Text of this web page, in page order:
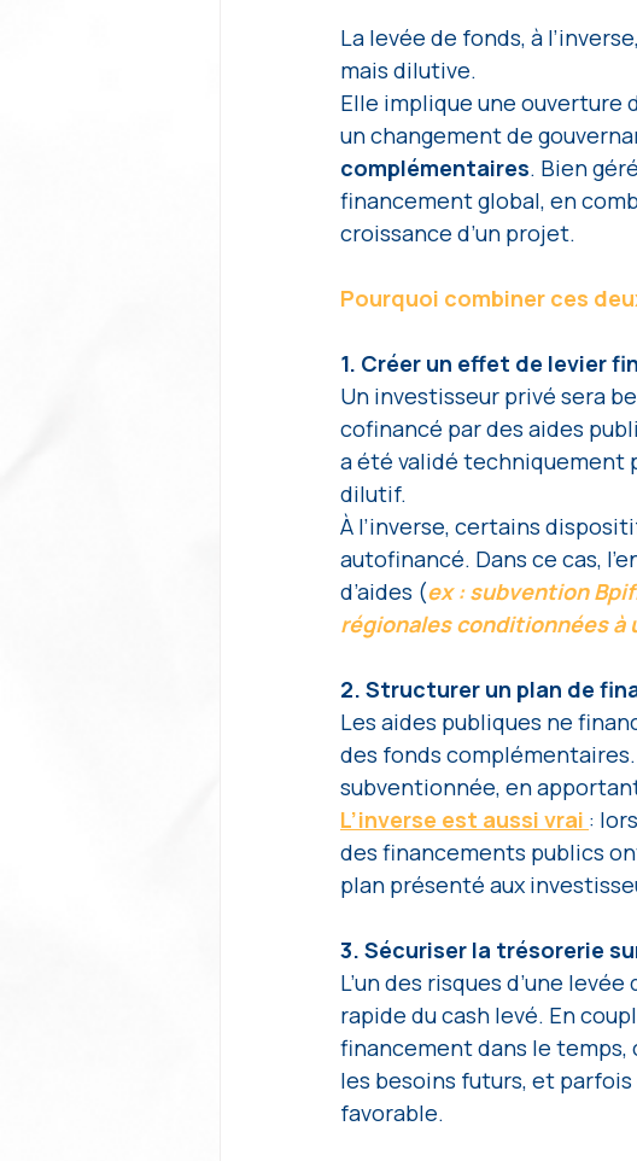
La levée de fonds, à
mais dilutive.
Elle implique une ouverture
un changement de
complémentaires. Bien
financement global, en
croissance d’un projet.
Pourquoi combiner ces
1. Créer un effet de levier
Un investisseur privé sera
cofinancé par des aides
a été validé techniquement
dilutif.
À l’inverse, certains
autofinancé. Dans ce cas,
d’aides (ex : subvention
régionales conditionnées à
2. Structurer un plan de
Les aides publiques ne
des fonds
subventionnée, en
L’inverse est aussi vrai :
des financements publics
plan présenté aux
3. Sécuriser la trésorerie
L’un des risques d’une
rapide du cash levé. En
financement dans le temps,
les besoins futurs, et
favorable.